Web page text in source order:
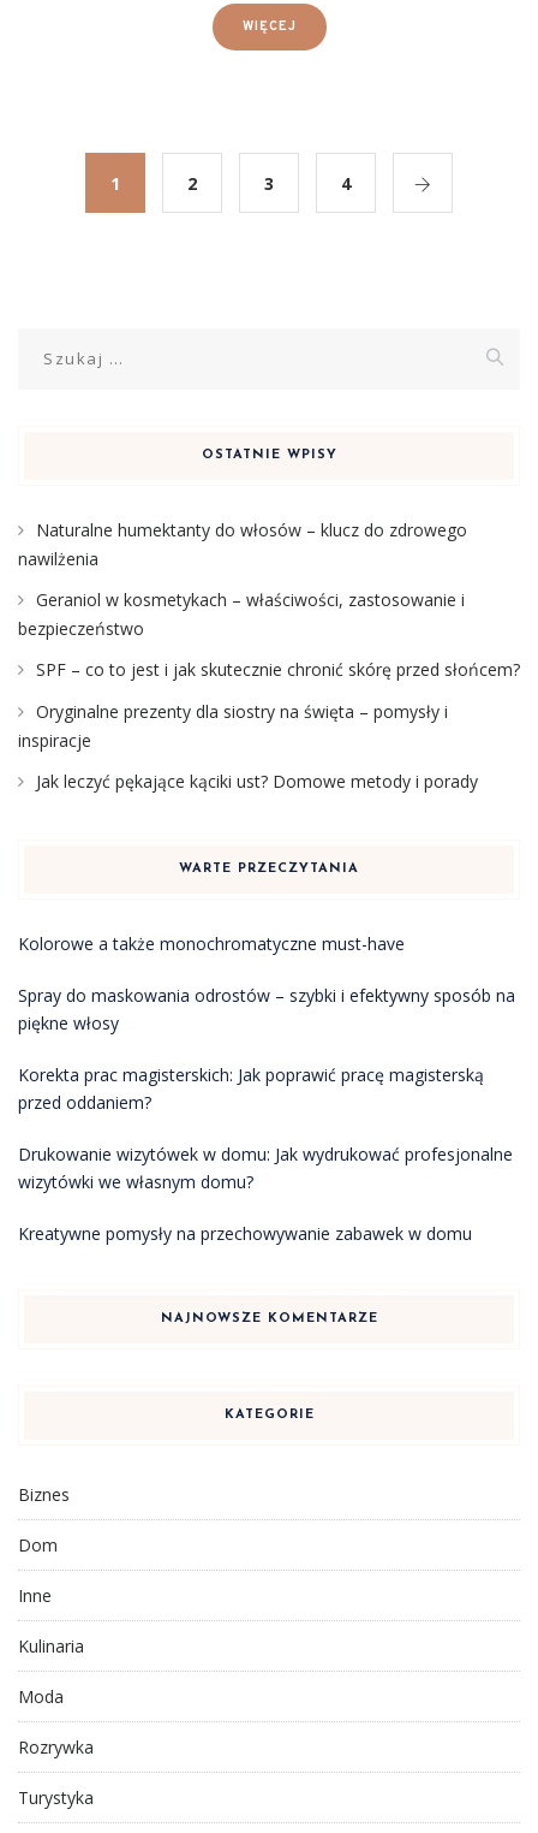
WIĘCEJ
1 2 3 4
OSTATNIE WPISY
Naturalne humektanty do włosów – klucz do zdrowego
nawilżenia
Geraniol w kosmetykach – właściwości, zastosowanie i
bezpieczeństwo
SPF – co to jest i jak skutecznie chronić skórę przed słońcem?
Oryginalne prezenty dla siostry na święta – pomysły i
inspiracje
Jak leczyć pękające kąciki ust? Domowe metody i porady
WARTE PRZECZYTANIA
Kolorowe a także monochromatyczne must-have
Spray do maskowania odrostów – szybki i efektywny sposób na
piękne włosy
Korekta prac magisterskich: Jak poprawić pracę magisterską
przed oddaniem?
Drukowanie wizytówek w domu: Jak wydrukować profesjonalne
wizytówki we własnym domu?
Kreatywne pomysły na przechowywanie zabawek w domu
NAJNOWSZE KOMENTARZE
KATEGORIE
Biznes
Dom
Inne
Kulinaria
Moda
Rozrywka
Turystyka